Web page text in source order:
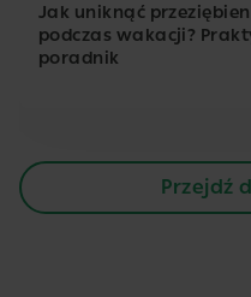
Jak uniknąć
podczas wakacji?
poradnik
Przejdź